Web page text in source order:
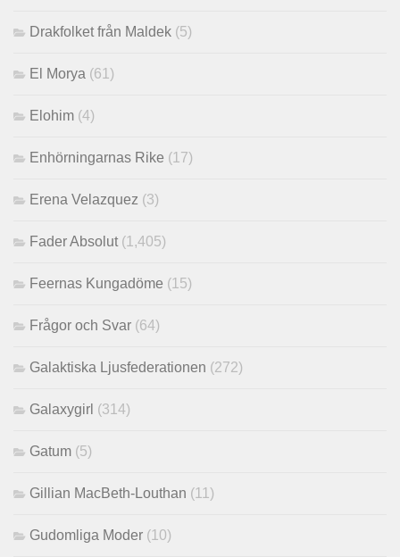
Drakfolket från Maldek (5)
El Morya (61)
Elohim (4)
Enhörningarnas Rike (17)
Erena Velazquez (3)
Fader Absolut (1,405)
Feernas Kungadöme (15)
Frågor och Svar (64)
Galaktiska Ljusfederationen (272)
Galaxygirl (314)
Gatum (5)
Gillian MacBeth-Louthan (11)
Gudomliga Moder (10)